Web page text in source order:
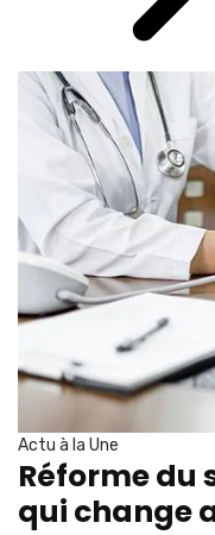
Actu à la Une
Réforme du
qui change